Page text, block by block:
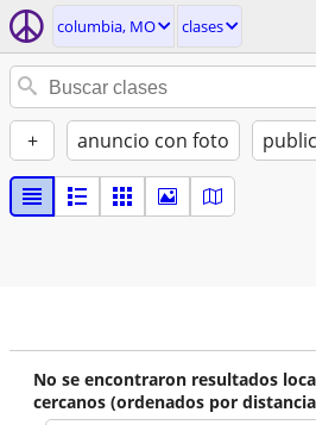
columbia, MO clases
+ anuncio con foto
No se encontraron resultados
cercanos (ordenados por